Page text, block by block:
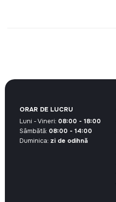
ORAR DE LUCRU
Luni - Vineri: 08:00 - 18:00
Sâmbătă: 08:00 - 14:00
Duminica: zi de odihnă